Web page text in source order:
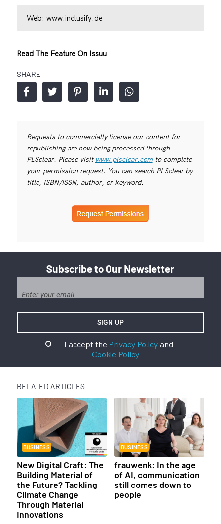
Web: www.inclusify.de
Read The Feature On Issuu
SHARE
Requests to commercially license our content for
republishing are now being processed through
PLSclear. Please visit www.plsclear.comto complete
your permission request. You can search PLSclear by
title, ISBN/ISSN, author, or keyword.
Subscribe to Our Newsletter
I accept the Privacy Policyand
Cookie Policy
RELATED ARTICLES
BUSINESS
New Digital Craft: The
Building Material of
the Future? Tackling
Climate Change
Through Material
Innovations
BUSINESS
frauwenk: In the age
of AI, communication
still comes down to
people